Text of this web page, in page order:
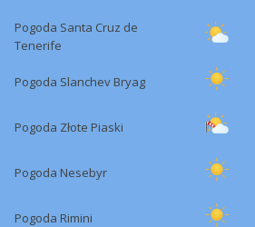
Pogoda Santa Cruz de
Tenerife
Pogoda Slanchev Bryag
Pogoda Złote Piaski
Pogoda Nesebyr
Pogoda Rimini